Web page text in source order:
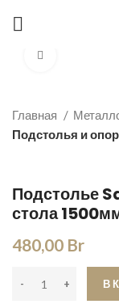
Главная
Подстолья и
Подстолье
стола
480,00 Br
В